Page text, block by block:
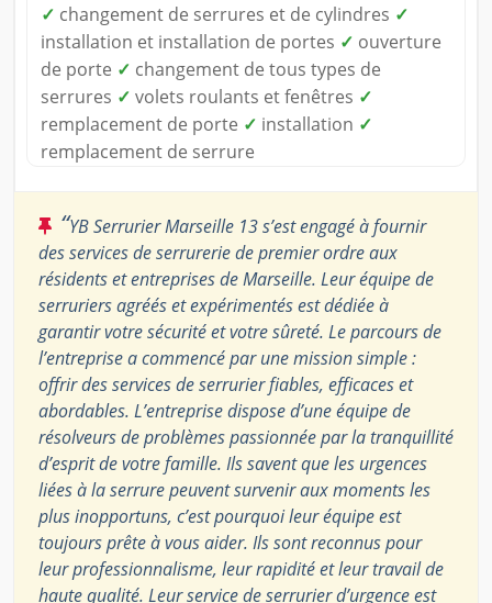
✓ changement de serrures et de cylindres ✓
installation et installation de portes ✓ ouverture
de porte ✓ changement de tous types de
serrures ✓ volets roulants et fenêtres ✓
remplacement de porte ✓ installation ✓
remplacement de serrure
“YB Serrurier Marseille 13 s’est engagé à fournir
des services de serrurerie de premier ordre aux
résidents et entreprises de Marseille. Leur équipe de
serruriers agréés et expérimentés est dédiée à
garantir votre sécurité et votre sûreté. Le parcours de
l’entreprise a commencé par une mission simple :
offrir des services de serrurier fiables, efficaces et
abordables. L’entreprise dispose d’une équipe de
résolveurs de problèmes passionnée par la tranquillité
d’esprit de votre famille. Ils savent que les urgences
liées à la serrure peuvent survenir aux moments les
plus inopportuns, c’est pourquoi leur équipe est
toujours prête à vous aider. Ils sont reconnus pour
leur professionnalisme, leur rapidité et leur travail de
haute qualité. Leur service de serrurier d’urgence est